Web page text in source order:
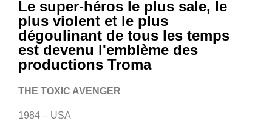
Le super-héros le plus sale, le
plus violent et le plus
dégoulinant de tous les temps
est devenu l'emblème des
productions Troma
THE TOXIC AVENGER
1984 – USA